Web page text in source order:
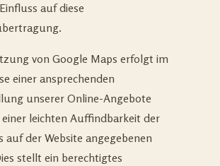
auf diese
von Google Maps erfolgt im
einer ansprechenden
unserer Online-Angebote
leichten Auffindbarkeit der
auf der Website angegebenen
stellt ein berechtigtes